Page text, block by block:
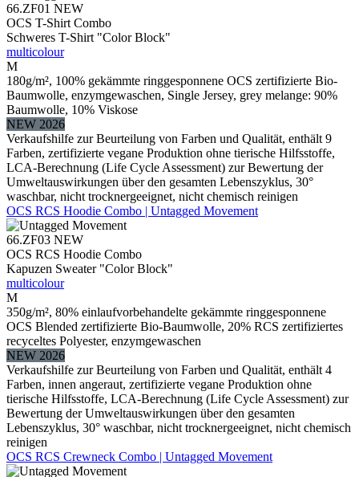
66.ZF01 NEW
OCS T-Shirt Combo
Schweres T-Shirt "Color Block"
multicolour
M
180g/m², 100% gekämmte ringgesponnene OCS zertifizierte Bio-
Baumwolle, enzymgewaschen, Single Jersey, grey melange: 90%
Baumwolle, 10% Viskose
NEW 2026
Verkaufshilfe zur Beurteilung von Farben und Qualität, enthält 9
Farben, zertifizierte vegane Produktion ohne tierische Hilfsstoffe,
LCA-Berechnung (Life Cycle Assessment) zur Bewertung der
Umweltauswirkungen über den gesamten Lebenszyklus, 30°
waschbar, nicht trocknergeeignet, nicht chemisch reinigen
OCS RCS Hoodie Combo | Untagged Movement
66.ZF03 NEW
OCS RCS Hoodie Combo
Kapuzen Sweater "Color Block"
multicolour
M
350g/m², 80% einlaufvorbehandelte gekämmte ringgesponnene
OCS Blended zertifizierte Bio-Baumwolle, 20% RCS zertifiziertes
recyceltes Polyester, enzymgewaschen
NEW 2026
Verkaufshilfe zur Beurteilung von Farben und Qualität, enthält 4
Farben, innen angeraut, zertifizierte vegane Produktion ohne
tierische Hilfsstoffe, LCA-Berechnung (Life Cycle Assessment) zur
Bewertung der Umweltauswirkungen über den gesamten
Lebenszyklus, 30° waschbar, nicht trocknergeeignet, nicht chemisch
reinigen
OCS RCS Crewneck Combo | Untagged Movement